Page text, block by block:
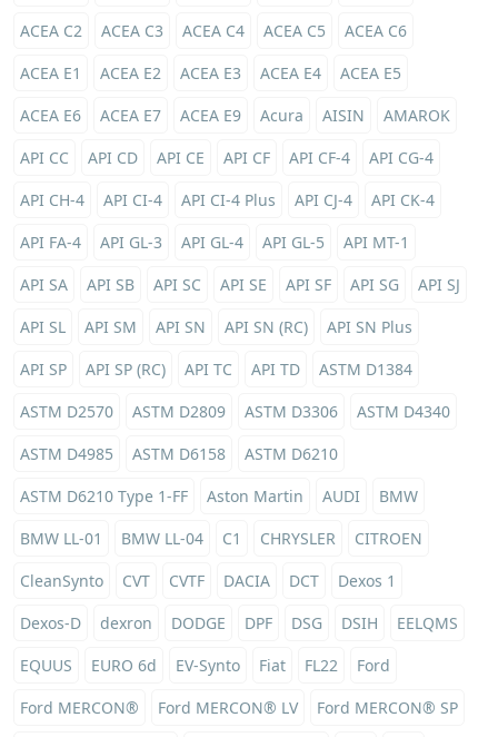
ACEA C2
ACEA C3 ACEA C4 ACEA C5
ACEA C6
ACEA E1
ACEA E2 ACEA E3 ACEA E4
ACEA E5
ACEA E6
ACEA E7 ACEA E9 Acura AISIN
AMAROK
API CC
API CD API CE API CF API CF-4
API CG-4
API CH-4
API CI-4 API CI-4 Plus API CJ-4
API CK-4
API FA-4
API GL-3 API GL-4 API GL-5
API MT-1
API SA
API SB API SC API SE API SF API SG
API SJ
API SL
API SM API SN API SN (RC)
API SN Plus
API SP
API SP (RC) API TC API TD
ASTM D1384
ASTM D2570
ASTM D2809 ASTM D3306
ASTM D4340
ASTM D4985
ASTM D6158
ASTM D6210
ASTM D6210 Type 1-FF
Aston Martin AUDI
BMW
BMW LL-01
BMW LL-04 C1 CHRYSLER
CITROEN
CleanSynto
CVT CVTF DACIA DCT
Dexos 1
Dexos-D
dexron DODGE DPF DSG DSIH
EELQMS
EQUUS
EURO 6d EV-Synto Fiat FL22
Ford
Ford MERCON®
Ford MERCON® LV
Ford MERCON® SP